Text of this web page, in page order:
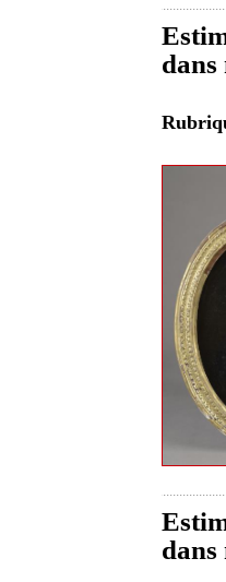
dans
dans